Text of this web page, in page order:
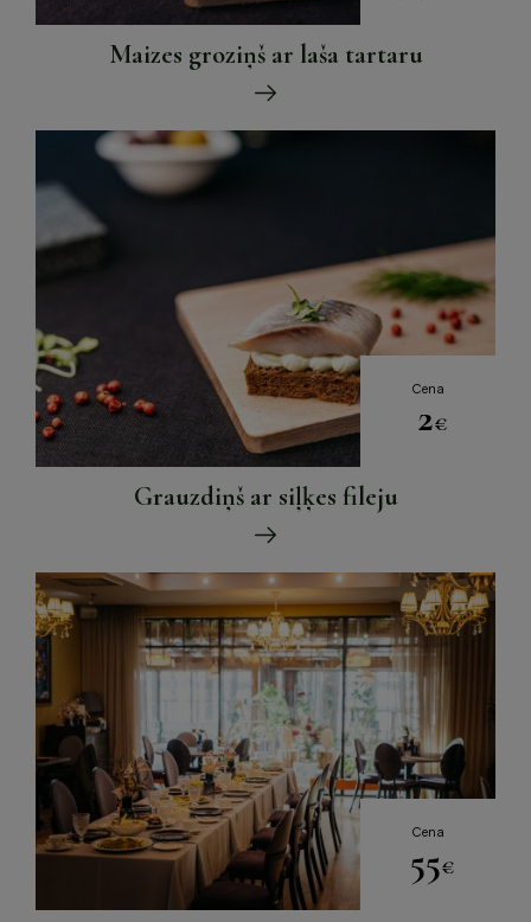
Maizes groziņš ar laša tartaru
Cena
2€
Grauzdiņš ar siļķes fileju
Cena
55€